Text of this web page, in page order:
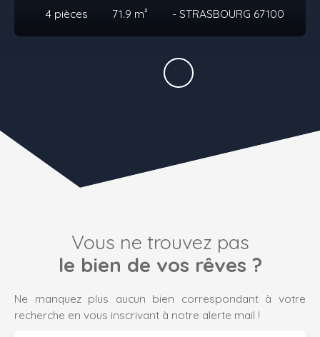
4 pièces 71.9 m² - STRASBOURG 67100
Vous ne trouvez pas
le bien de vos rêves ?
Ne manquez plus aucun bien correspondant à votre
recherche en vous inscrivant à notre alerte mail !